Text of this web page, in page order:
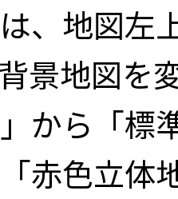
、地図左
景地図を
」から「
赤色立体